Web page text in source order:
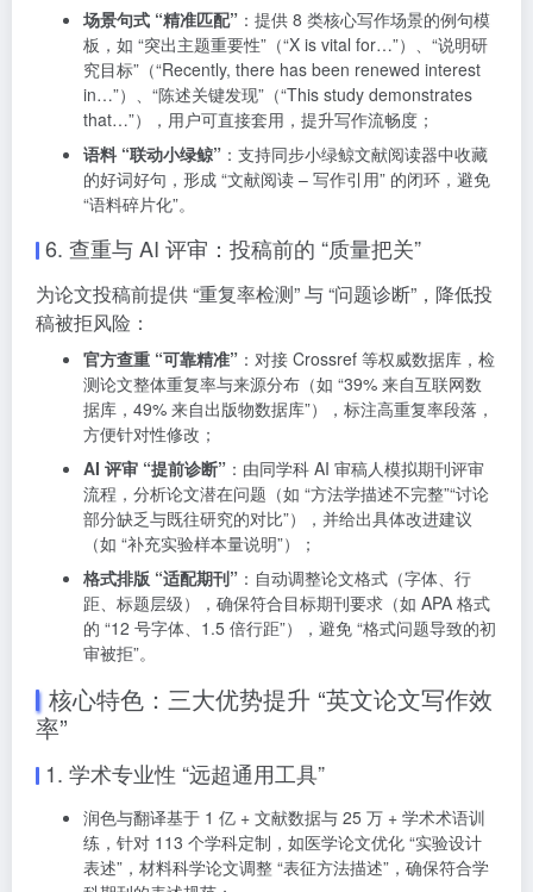
场景句式 “精准匹配” ：提供 8 类核心写作场景的例句模
板，如 “突出主题重要性”（“X is vital for…”）、“说明研
究目标”（“Recently, there has been renewed interest
in…”）、“陈述关键发现”（“This study demonstrates
that…”），用户可直接套用，提升写作流畅度；
语料 “联动小绿鲸” ：支持同步小绿鲸文献阅读器中收藏
的好词好句，形成 “文献阅读 – 写作引用” 的闭环，避免
“语料碎片化”。
6. 查重与 AI 评审：投稿前的 “质量把关”
为论文投稿前提供 “重复率检测” 与 “问题诊断”，降低投
稿被拒风险：
官方查重 “可靠精准” ：对接 Crossref 等权威数据库，检
测论文整体重复率与来源分布（如 “39% 来自互联网数
据库，49% 来自出版物数据库”），标注高重复率段落，
方便针对性修改；
AI 评审 “提前诊断” ：由同学科 AI 审稿人模拟期刊评审
流程，分析论文潜在问题（如 “方法学描述不完整”“讨论
部分缺乏与既往研究的对比”），并给出具体改进建议
（如 “补充实验样本量说明”）；
格式排版 “适配期刊” ：自动调整论文格式（字体、行
距、标题层级），确保符合目标期刊要求（如 APA 格式
的 “12 号字体、1.5 倍行距”），避免 “格式问题导致的初
审被拒”。
核心特色：三大优势提升 “英文论文写作效
率”
1. 学术专业性 “远超通用工具”
润色与翻译基于 1 亿 + 文献数据与 25 万 + 学术术语训
练，针对 113 个学科定制，如医学论文优化 “实验设计
表述”，材料科学论文调整 “表征方法描述”，确保符合学